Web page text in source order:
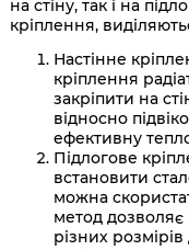
на стіну, так і на
кріплення,
Настінне
кріплення
закріпити на
відносно
ефективну
Підлогове
встановити
можна
метод дозволяє
різних